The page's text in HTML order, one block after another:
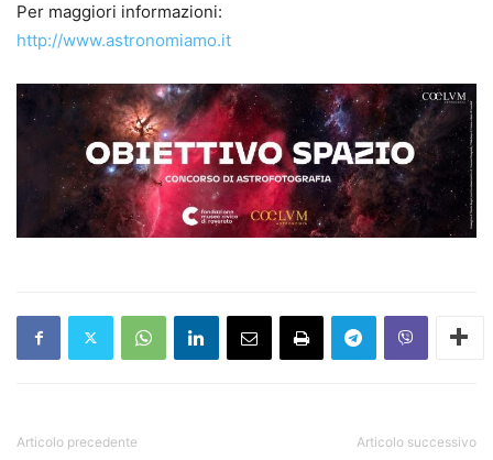
Per maggiori informazioni:
http://www.astronomiamo.it
Articolo precedente Articolo successivo